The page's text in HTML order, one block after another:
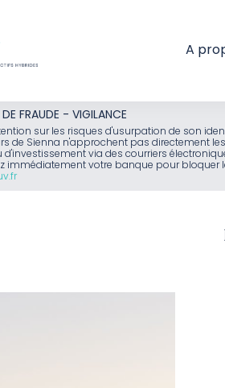
A
DE FRAUDE - VIGILANCE
sur les risques d'usurpation de son
de Sienna n'approchent pas directement
via des courriers
immédiatement votre banque pour bloquer